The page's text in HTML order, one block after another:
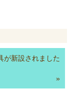
が新設されました
»